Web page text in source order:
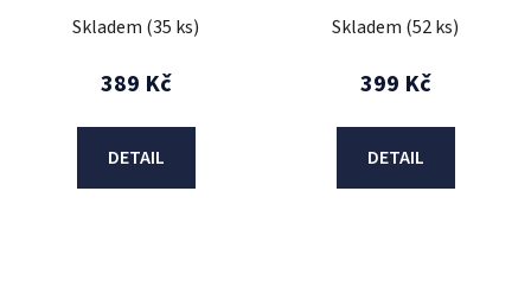
Skladem (35 ks)
389 Kč
DETAIL
Skladem (52 ks)
399 Kč
DETAIL